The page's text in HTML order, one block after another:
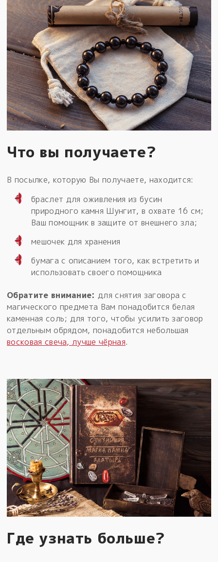
Что вы получаете?
В посылке, которую Вы получаете, находится:
браслет для оживления из бусин
природного камня Шунгит, в охвате 16 см;
Ваш помощник в защите от внешнего зла;
мешочек для хранения
бумага с описанием того, как встретить и
использовать своего помощника
Обратите внимание: для снятия заговора с
магического предмета Вам понадобится белая
каменная соль; для того, чтобы усилить заговор
отдельным обрядом, понадобится небольшая
восковая свеча, лучше чёрная.
Где узнать больше?